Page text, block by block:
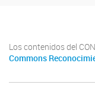
Los contenidos del
Commons